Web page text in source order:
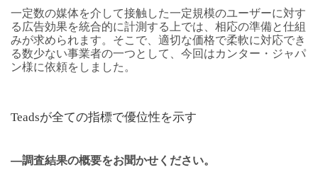
一定数の媒体を介して接触した一定規模のユーザーに対す
る広告効果を統合的に計測する上では、相応の準備と仕組
みが求められます。そこで、適切な価格で柔軟に対応でき
る数少ない事業者の一つとして、今回はカンター・ジャパ
ン様に依頼をしました。
Teadsが全ての指標で優位性を示す
―調査結果の概要をお聞かせください。